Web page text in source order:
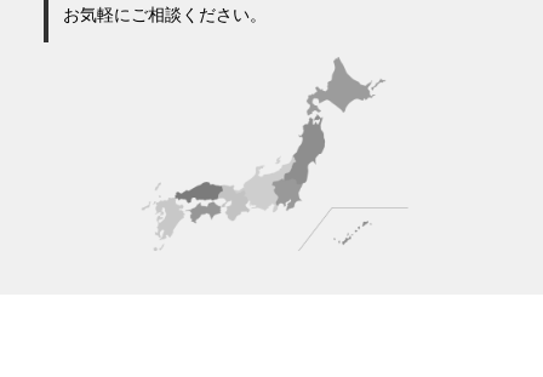
お気軽にご相談ください。